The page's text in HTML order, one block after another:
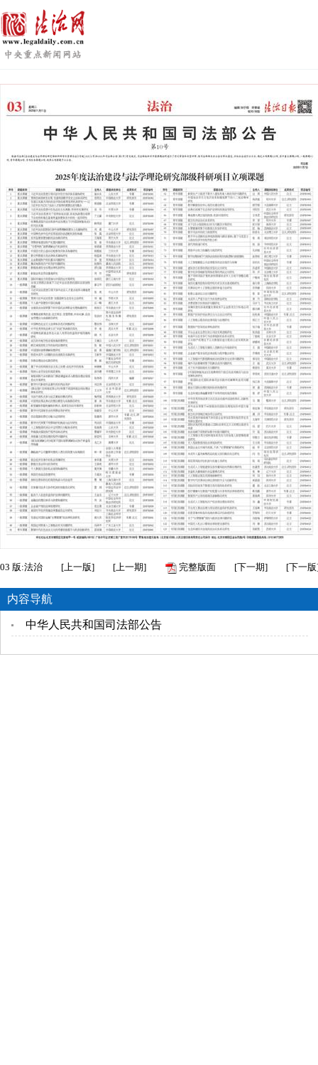
03 版:法治 [上一版] [上一期] 完整版面 [下一期] [下一版
内容导航
中华人民共和国司法部公告